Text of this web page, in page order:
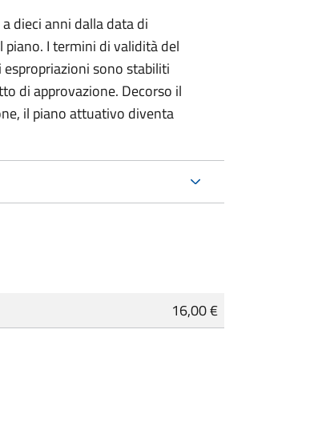
dieci anni dalla data di
piano. I termini di validità del
sono stabiliti
di approvazione. Decorso il
il piano attuativo diventa
16,00 €